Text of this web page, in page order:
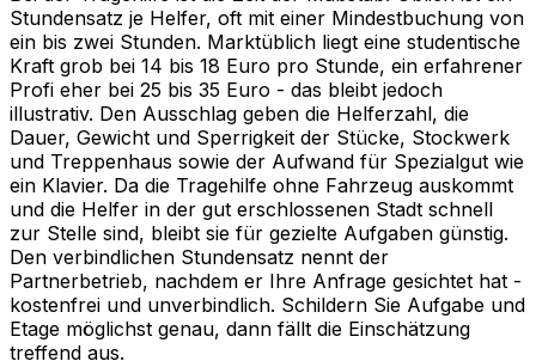
Stundensatz je Helfer, oft mit einer Mindestbuchung von
ein bis zwei Stunden. Marktüblich liegt eine studentische
Kraft grob bei 14 bis 18 Euro pro Stunde, ein erfahrener
Profi eher bei 25 bis 35 Euro - das bleibt jedoch
illustrativ. Den Ausschlag geben die Helferzahl, die
Dauer, Gewicht und Sperrigkeit der Stücke, Stockwerk
und Treppenhaus sowie der Aufwand für Spezialgut wie
ein Klavier. Da die Tragehilfe ohne Fahrzeug auskommt
und die Helfer in der gut erschlossenen Stadt schnell
zur Stelle sind, bleibt sie für gezielte Aufgaben günstig.
Den verbindlichen Stundensatz nennt der
Partnerbetrieb, nachdem er Ihre Anfrage gesichtet hat -
kostenfrei und unverbindlich. Schildern Sie Aufgabe und
Etage möglichst genau, dann fällt die Einschätzung
treffend aus.